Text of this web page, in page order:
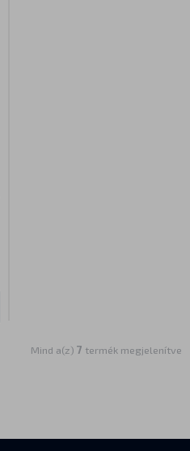
Mind a(z) 7 termék megjelenítve